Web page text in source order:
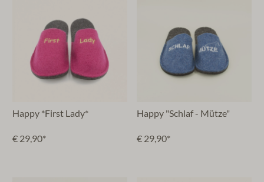
Happy *First Lady*
€ 29,90*
Happy "Schlaf - Mütze"
€ 29,90*